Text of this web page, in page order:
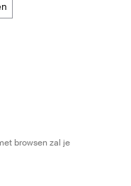
browsen zal je